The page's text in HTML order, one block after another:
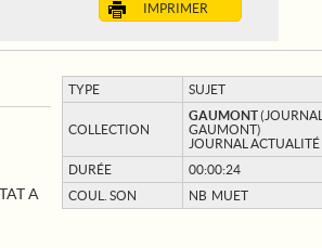
IMPRIMER
TYPE SUJET
COLLECTION
GAUMONT(JOURNAL
GAUMONT)
JOURNAL ACTUALITÉ
DURÉE
00:00:24
COUL. SON
NB MUET
A